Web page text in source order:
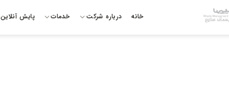
خانه درباره شرکت خدمات پایش آنلاین